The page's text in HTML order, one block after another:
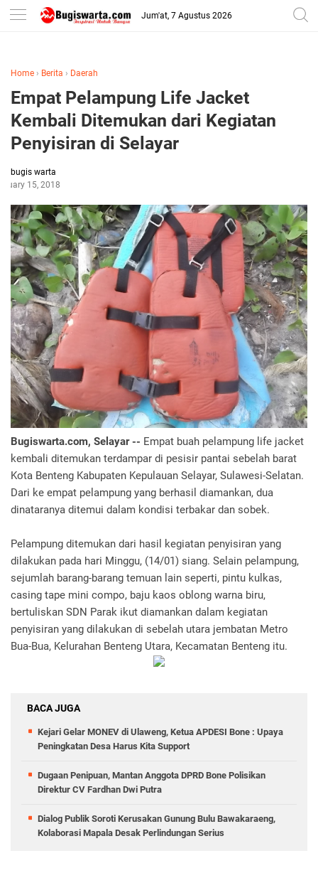
-->
Jum'at, 7 Agustus 2026
Home › Berita › Daerah
Empat Pelampung Life Jacket
Kembali Ditemukan dari Kegiatan
Penyisiran di Selayar
bugis warta
15, 2018
Bugiswarta.com, Selayar -- Empat buah pelampung life jacket
kembali ditemukan terdampar di pesisir pantai sebelah barat
Kota Benteng Kabupaten Kepulauan Selayar, Sulawesi-Selatan.
Dari ke empat pelampung yang berhasil diamankan, dua
dinataranya ditemui dalam kondisi terbakar dan sobek.
Pelampung ditemukan dari hasil kegiatan penyisiran yang
dilakukan pada hari Minggu, (14/01) siang. Selain pelampung,
sejumlah barang-barang temuan lain seperti, pintu kulkas,
casing tape mini compo, baju kaos oblong warna biru,
bertuliskan SDN Parak ikut diamankan dalam kegiatan
penyisiran yang dilakukan di sebelah utara jembatan Metro
Bua-Bua, Kelurahan Benteng Utara, Kecamatan Benteng itu.
BACA JUGA
Kejari Gelar MONEV di Ulaweng, Ketua APDESI Bone : Upaya
Peningkatan Desa Harus Kita Support
Dugaan Penipuan, Mantan Anggota DPRD Bone Polisikan
Direktur CV Fardhan Dwi Putra
Dialog Publik Soroti Kerusakan Gunung Bulu Bawakaraeng,
Kolaborasi Mapala Desak Perlindungan Serius